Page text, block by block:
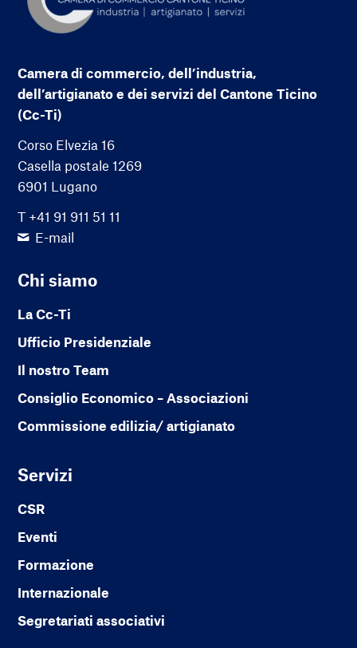
Camera di commercio, dell’industria,
dell’artigianato e dei servizi del Cantone Ticino
(Cc-Ti)
Corso Elvezia 16
Casella postale 1269
6901 Lugano
T +41 91 911 51 11
E-mail
Chi siamo
La Cc-Ti
Ufficio Presidenziale
Il nostro Team
Consiglio Economico – Associazioni
Commissione edilizia/ artigianato
Servizi
CSR
Eventi
Formazione
Internazionale
Segretariati associativi